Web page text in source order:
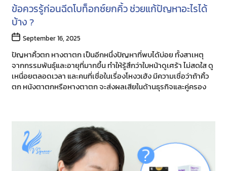
ข้อควรรู้ก่อนฉีดโบท็อกซ์ยกคิ้ว ช่วยแก้ปัญหาอะไรได้
บ้าง ?
Post
date
September 16, 2025
ปัญหาคิ้วตก หางตาตก เป็นอีกหนึ่งปัญหาที่พบได้บ่อย ทั้งสาเหตุ
จากกรรมพันธุ์และอายุที่มากขึ้น ทำให้รู้สึกว่าใบหน้าดูเศร้า ไม่สดใส ดู
เหนื่อยตลอดเวลา และคนที่เชื่อในเรื่องโหงวเฮ้ง มีความเชื่อว่าถ้าคิ้ว
ตก หนังตาตกหรือหางตาตก จะส่งผลเสียในด้านธุรกิจและคู่ครอง